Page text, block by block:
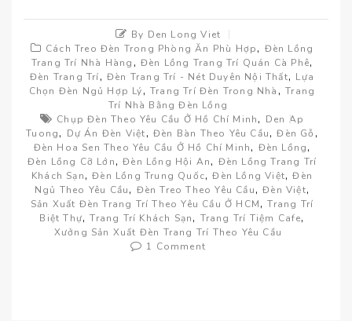
By Den Long Viet
Cách Treo Đèn Trong Phòng Ăn Phù Hợp, Đèn Lồng
Trang Trí Nhà Hàng , Đèn Lồng Trang Trí Quán Cà Phê,
Đèn Trang Trí,Đèn Trang Trí - Nét Duyên Nội Thất, Lựa
Chọn Đèn Ngủ Hợp Lý,Trang Trí Đèn Trong Nhà ,Trang
Trí Nhà Bằng Đèn Lồng
Chụp Đèn Theo Yêu Cầu Ở Hồ Chí Minh, Den Ap
Tuong, Dự Án Đèn Việt, Đèn Bàn Theo Yêu Cầu,Đèn Gỗ ,
Đèn Hoa Sen Theo Yêu Cầu Ở Hồ Chí Minh, Đèn Lồng,
Đèn Lồng Cỡ Lớn,Đèn Lồng Hội An, Đèn Lồng Trang Trí
Khách Sạn,Đèn Lồng Trung Quốc,Đèn Lồng Việt,Đèn
Ngủ Theo Yêu Cầu, Đèn Treo Theo Yêu Cầu,Đèn Việt,
Sản Xuất Đèn Trang Trí Theo Yêu Cầu Ở HCM,Trang Trí
Biệt Thự,Trang Trí Khách Sạn, Trang Trí Tiệm Cafe,
Xưởng Sản Xuất Đèn Trang Trí Theo Yêu Cầu
1 Comment